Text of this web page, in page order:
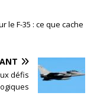
le F-35 : ce que cache
défis